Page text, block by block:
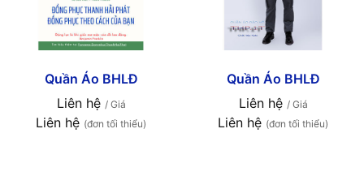
Quần Áo BHLĐ
Liên hệ / Giá
Liên hệ (đơn tối thiểu)
Quần Áo BHLĐ
Liên hệ / Giá
Liên hệ (đơn tối thiểu)